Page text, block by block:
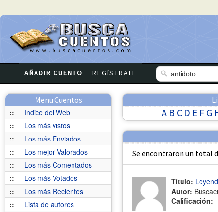
AÑADIR CUENTO REGÍSTRATE
Menu Cuentos
::
Indice del Web
::
Los más vistos
::
Los más Enviados
::
Los mejor Valorados
::
Los más Comentados
::
Los más Votados
::
Los más Recientes
::
Lista de autores
A B C D E F G
Se encontraron un total
Título:
Autor:
Calificación: